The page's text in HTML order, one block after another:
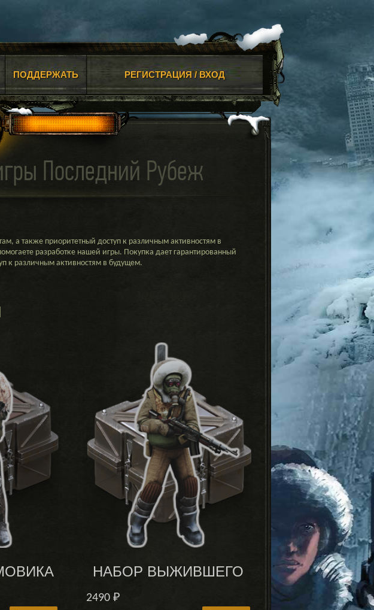
ПОДДЕРЖАТЬ РЕГИСТРАЦИЯ / ВХОД
Последний Рубеж
а также приоритетный доступ к различным активностям в
разработке нашей игры. Покупка дает гарантированный
к различным активностям в будущем.
НАБОР ВЫЖИВШЕГО
2490 ₽